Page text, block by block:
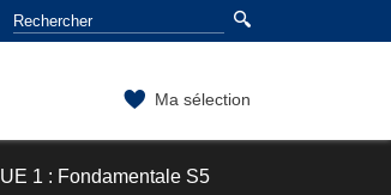
Ma sélection
UE 1 : Fondamentale S5